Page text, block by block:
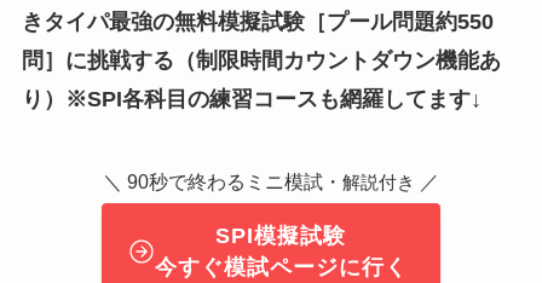
きタイパ最強の無料模擬試験［プール問題約550
問 ］ に挑戦する（制限時間カウントダウン機能あ
り）※SPI各科目の練習コースも網羅してます↓
＼ 90秒で終わるミニ模試・ 解説付き ／
SPI模擬試験
今すぐ模試ページに行く